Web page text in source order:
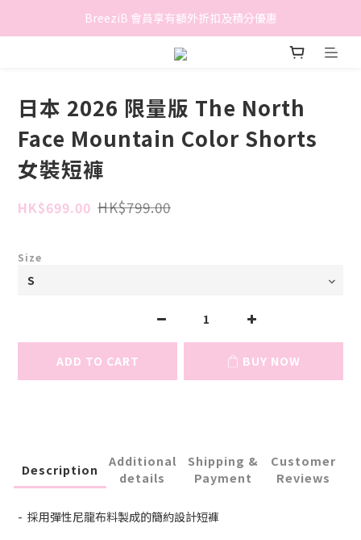
香港地區滿$500免費送貨 (離島區及偏遠地區除外)
BreeziB 會員享有額外折扣及積分優惠
香港地區滿$500免費送貨 (離島區及偏遠地區除外)
日本 2026 限量版 The North
Face Mountain Color Shorts
女裝短褲
HK$699.00 HK$799.00
Size
ADD TO CART BUY NOW
Description
Additional
details
Shipping &
Payment
Customer
Reviews
- 採用彈性尼龍布料製成的簡約設計短褲